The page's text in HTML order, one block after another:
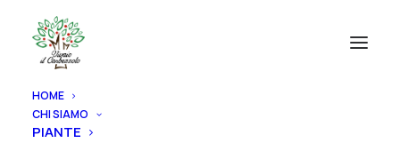
HOME
CHI SIAMO
PIANTE